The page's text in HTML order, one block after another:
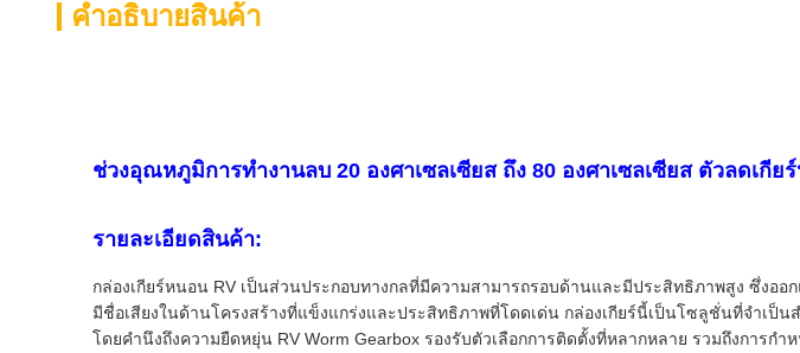
คําอธิบายสินค้า
ช่วงอุณหภูมิการทำงานลบ 20 องศาเซลเซียส ถึง 80 องศาเซลเซียส ตัวลดเ
รายละเอียดสินค้า:
กล่องเกียร์หนอน RV เป็นส่วนประกอบทางกลที่มีความสามารถรอบด้านและมีประสิทธิภาพสูง ซึ่งอ
มีชื่อเสียงในด้านโครงสร้างที่แข็งแกร่งและประสิทธิภาพที่โดดเด่น กล่องเกียร์นี้เป็นโซลูชั่นที่จำเ
โดยคำนึงถึงความยืดหยุ่น RV Worm Gearbox รองรับตัวเลือกการติดตั้งที่หลากหลาย รวมถึงการก